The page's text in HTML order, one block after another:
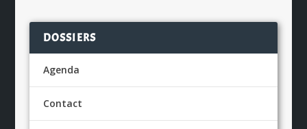
DOSSIERS
Agenda
Contact